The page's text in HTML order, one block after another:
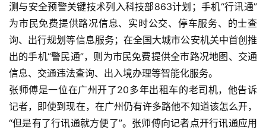
测与安全预警关键技术列入科技部863计划；手机“行讯通”
为市民免费提供路况信息、实时公交、停车服务、的士查
询、出行规划等信息服务；在全国大城市公安机关中首创推
出的手机“警民通”，则为市民免费提供全市路况地图、交通
信息、交通违法查询、出入境办理等智能化服务。
张师傅是一位在广州开了20多年出租车的老司机，他告诉
记者，即使到现在，在广州仍有许多路他不知道该怎么开，
“但是有了行讯通就方便了”。张师傅向记者点开行讯通应用